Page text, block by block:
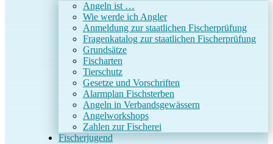
Angeln ist …
Wie werde ich Angler
Anmeldung zur staatlichen Fischerprüfung
Fragenkatalog zur staatlichen Fischerprüfung
Grundsätze
Fischarten
Tierschutz
Gesetze und Vorschriften
Alarmplan Fischsterben
Angeln in Verbandsgewässern
Angelworkshops
Zahlen zur Fischerei
Fischerjugend